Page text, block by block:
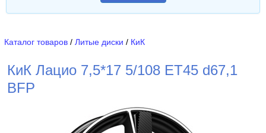
Каталог товаров / Литые диски / КиК
КиК Лацио 7,5*17 5/108 ET45 d67,1
BFP